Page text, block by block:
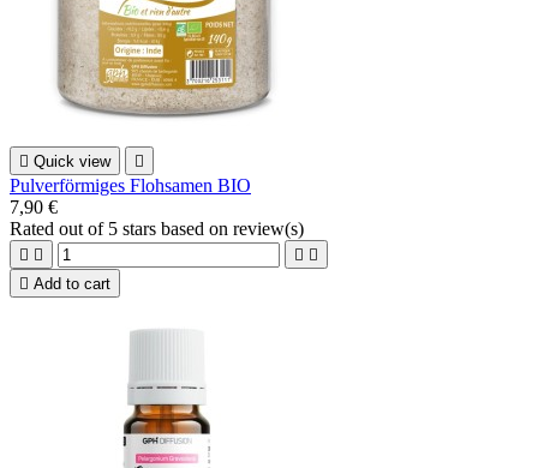
 Quick view 
Pulverförmiges Flohsamen BIO
7,90 €
Rated out of 5 stars based on review(s)
   
 Add to cart